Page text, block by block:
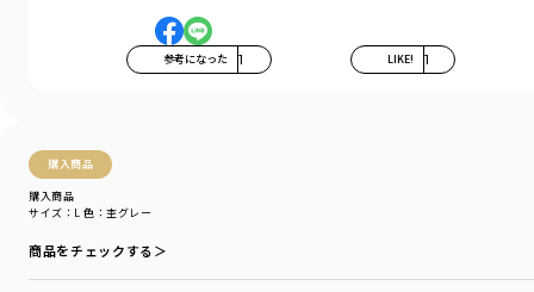
参考になった 1 LIKE! 1
購入商品
購入商品
サイズ：L 色：杢グレー
商品をチェックする＞